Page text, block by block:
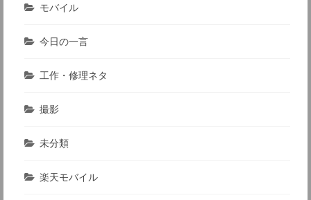
モバイル
今日の一言
工作・修理ネタ
撮影
未分類
楽天モバイル